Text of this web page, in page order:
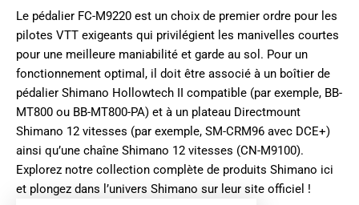
Le pédalier FC-M9220 est un choix de premier ordre pour les
pilotes VTT exigeants qui privilégient les manivelles courtes
pour une meilleure maniabilité et garde au sol. Pour un
fonctionnement optimal, il doit être associé à un boîtier de
pédalier Shimano Hollowtech II compatible (par exemple, BB-
MT800 ou BB-MT800-PA) et à un plateau Directmount
Shimano 12 vitesses (par exemple, SM-CRM96 avec DCE+)
ainsi qu’une chaîne Shimano 12 vitesses (CN-M9100).
Explorez notre collection complète de produits Shimano ici
et plongez dans l’univers Shimano sur leur site officiel !